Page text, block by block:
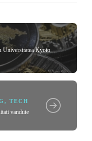
Universitatea Kyoto
, TECH
vandute